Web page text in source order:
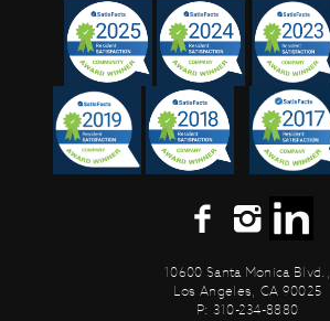
10600 Santa Monica Blvd.,
Los Angeles, CA 90025
P: 310-234-8880